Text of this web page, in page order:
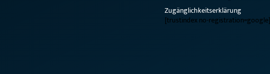
Zugänglichkeitserklärung
[trustindex no-registration=google]